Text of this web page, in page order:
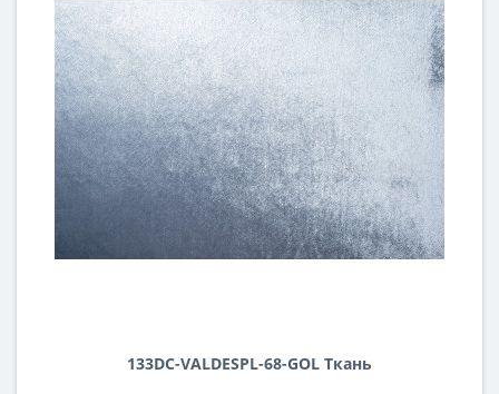
133DC-VALDESPL-68-GOL Ткань